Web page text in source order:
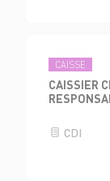
CAISSE
CAISSIER
CDI